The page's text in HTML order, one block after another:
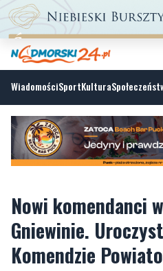
WiadomościSportKultura
Nowi komendanci
Komendzie
Wejherowie
środa, 14 maja 2025, 12:04